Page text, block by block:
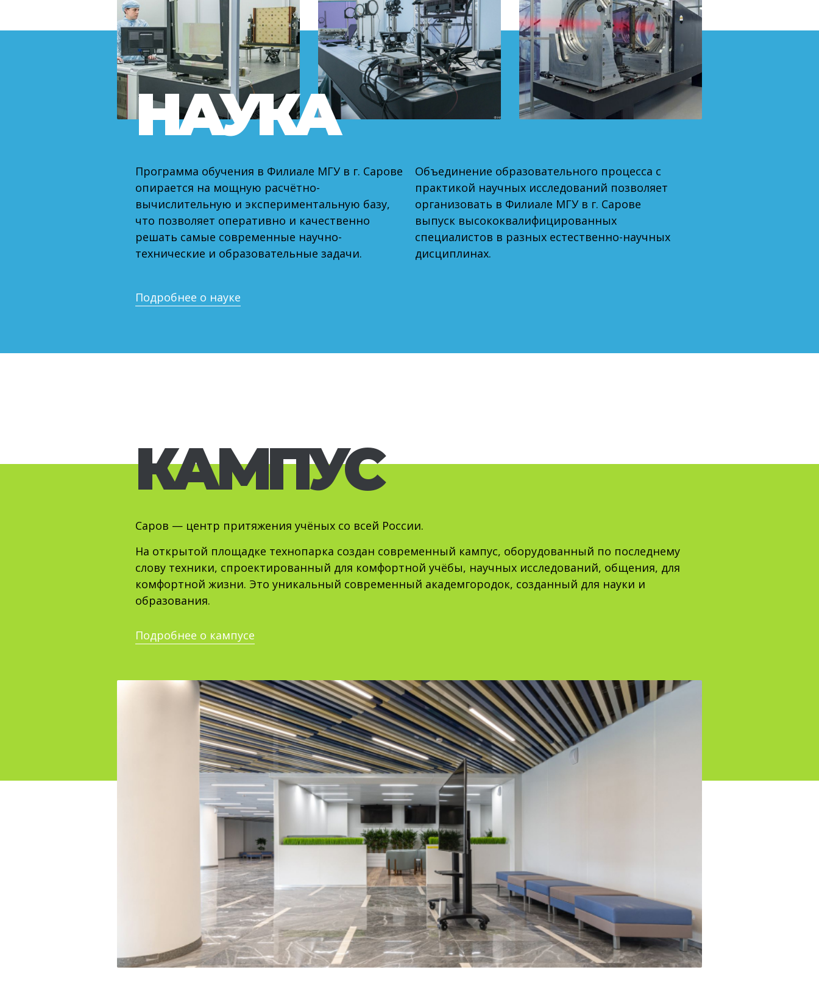
НАУКА
Программа обучения в Филиале МГУ в г. Сарове
опирается на мощную расчётно-
вычислительную и экспериментальную базу,
что позволяет оперативно и качественно
решать самые современные научно-
технические и образовательные задачи.
Объединение образовательного процесса с
практикой научных исследований позволяет
организовать в Филиале МГУ в г. Сарове
выпуск высококвалифицированных
специалистов в разных естественно-научных
дисциплинах.
Подробнее о науке
КАМПУС
Саров — центр притяжения учёных со всей России.
На открытой площадке технопарка создан современный кампус, оборудованный по последнему
слову техники, спроектированный для комфортной учёбы, научных исследований, общения, для
комфортной жизни. Это уникальный современный академгородок, созданный для науки и
образования.
Подробнее о кампусе